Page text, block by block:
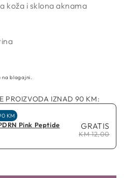
koža i sklona aknama
na blagajni.
PROIZVODA IZNAD 90 KM:
KM
Pink Peptide
GRATIS
KM 12,00